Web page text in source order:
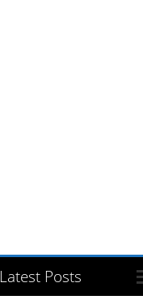
Latest Posts